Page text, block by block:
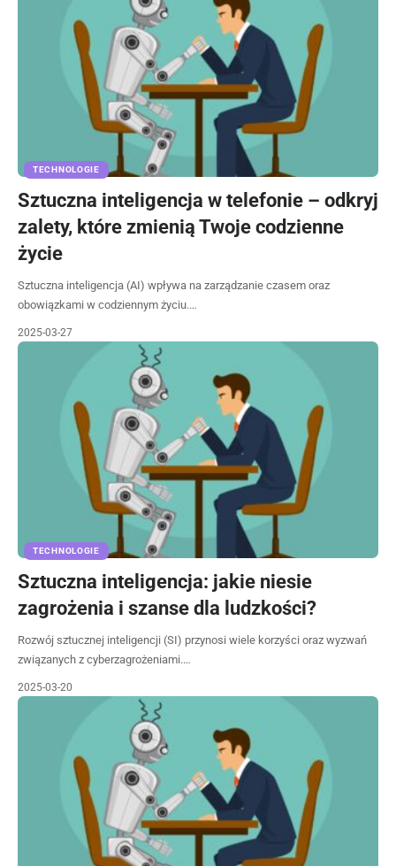
TECHNOLOGIE
Sztuczna inteligencja w telefonie – odkryj
zalety, które zmienią Twoje codzienne
życie
Sztuczna inteligencja (AI) wpływa na zarządzanie czasem oraz
obowiązkami w codziennym życiu.…
2025-03-27
TECHNOLOGIE
Sztuczna inteligencja: jakie niesie
zagrożenia i szanse dla ludzkości?
Rozwój sztucznej inteligencji (SI) przynosi wiele korzyści oraz wyzwań
związanych z cyberzagrożeniami.…
2025-03-20